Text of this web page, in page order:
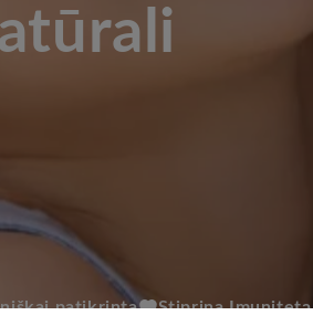
patikrinta Stiprina Imunitetą